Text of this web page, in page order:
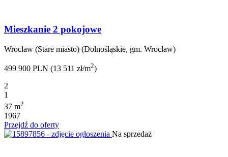
Mieszkanie 2 pokojowe
Wrocław (Stare miasto) (Dolnośląskie, gm. Wrocław)
499 900 PLN (13 511 zł/m2)
2
1
37 m2
1967
Przejdź do oferty
Na sprzedaż